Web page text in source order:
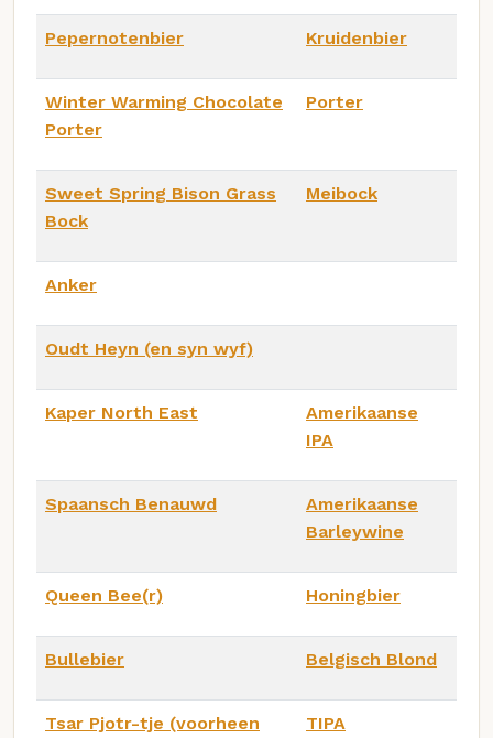
Pepernotenbier Kruidenbier
Winter Warming Chocolate
Porter
Porter
Sweet Spring Bison Grass
Bock
Meibock
Anker
Oudt Heyn (en syn wyf)
Kaper North East
Amerikaanse
IPA
Spaansch Benauwd
Amerikaanse
Barleywine
Queen Bee(r) Honingbier
Bullebier Belgisch Blond
Tsar Pjotr-tje (voorheen
TIPA